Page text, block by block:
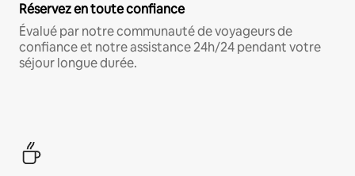
Réservez en toute confiance
Évalué par notre communauté de voyageurs de
confiance et notre assistance 24h/24 pendant votre
séjour longue durée.